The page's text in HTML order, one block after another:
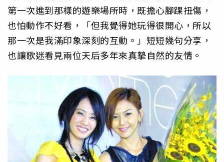
第一次進到那樣的遊樂場所時，既擔心腳踝扭傷，
也怕動作不好看，「但我覺得她玩得很開心，所以
那一次是我滿印象深刻的互動。」短短幾句分享，
也讓歌迷看見兩位天后多年來真摯自然的友情。